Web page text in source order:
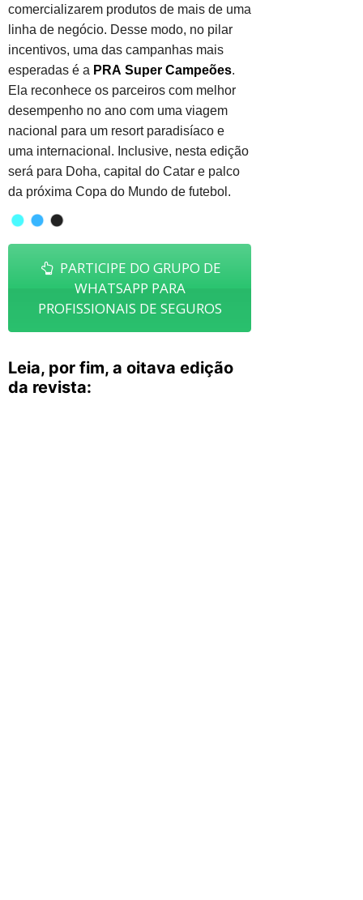
comercializarem produtos de mais de uma
linha de negócio. Desse modo, no pilar
incentivos, uma das campanhas mais
esperadas é a PRA Super Campeões.
Ela reconhece os parceiros com melhor
desempenho no ano com uma viagem
nacional para um resort paradisíaco e
uma internacional. Inclusive, nesta edição
será para Doha, capital do Catar e palco
da próxima Copa do Mundo de futebol.
PARTICIPE DO GRUPO DE
WHATSAPP PARA
PROFISSIONAIS DE SEGUROS
Leia, por fim, a oitava edição
da revista: